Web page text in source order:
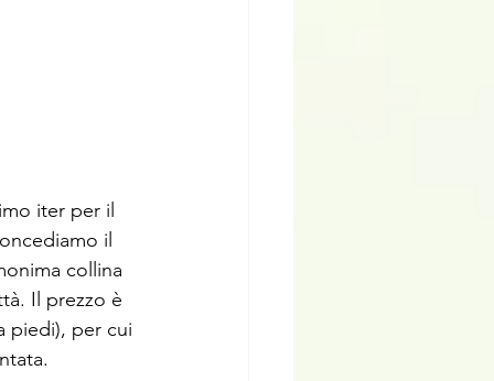
iter per il
il
collina
Il prezzo è
piedi), per cui